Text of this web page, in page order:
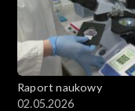
Raport naukowy
02.05.2026